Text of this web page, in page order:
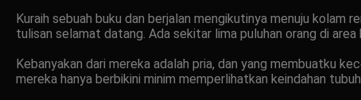
Kuraih sebuah buku dan berjalan mengikutinya menuju kolam
tulisan selamat datang. Ada sekitar lima puluhan orang di area
Kebanyakan dari mereka adalah pria, dan yang membuatku
mereka hanya berbikini minim memperlihatkan keindahan